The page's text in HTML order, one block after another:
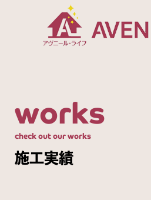
works
check out our works
施工実績